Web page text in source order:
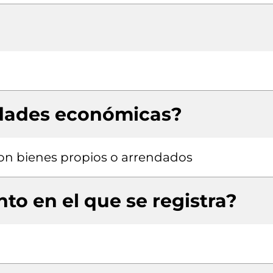
económicas?
bienes propios o arrendados
en el que se registra?